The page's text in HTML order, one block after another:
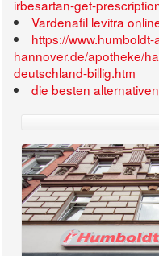
irbesartan-get-
Vardenafil levitra
https://
hannover.de/apotheke/
deutschland-billig.htm
die besten